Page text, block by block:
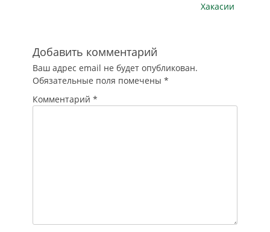
Хакасии
Добавить комментарий
Ваш адрес email не будет опубликован.
Обязательные поля помечены *
Комментарий *